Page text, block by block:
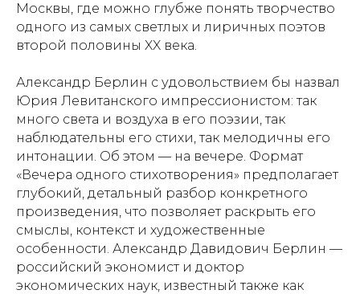
Москвы, где можно глубже понять творчество
одного из самых светлых и лиричных поэтов
второй половины XX века.
Александр Берлин с удовольствием бы назвал
Юрия Левитанского импрессионистом: так
много света и воздуха в его поэзии, так
наблюдательны его стихи, так мелодичны его
интонации. Об этом — на вечере. Формат
«Вечера одного стихотворения» предполагает
глубокий, детальный разбор конкретного
произведения, что позволяет раскрыть его
смыслы, контекст и художественные
особенности. Александр Давидович Берлин —
российский экономист и доктор
экономических наук, известный также как